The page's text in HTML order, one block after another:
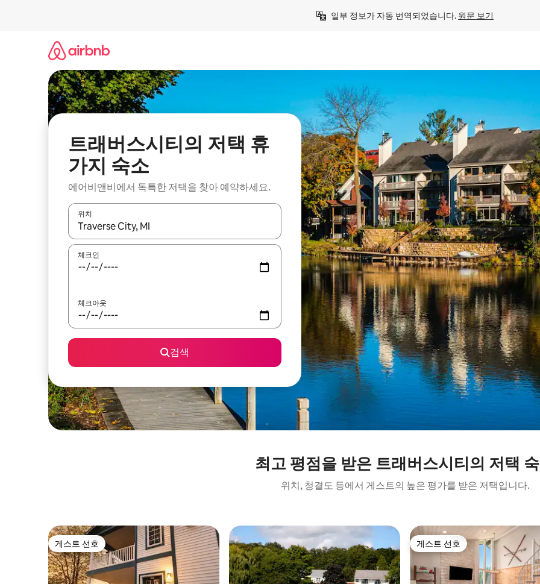
일부 정보가 자동 번역되었습니다. 원문 보기
트래버스시티의 저택 휴
가지 숙소
에어비앤비에서 독특한 저택을 찾아 예약하세요.
위치
결과가 나오면 위·아래 화살표 키를 사용하거나 터치 또는 스와이프 동작으로 탐색하세요.
체크인
체크아웃
검색
최고 평점을 받은 트래버스시티의 저택
위치, 청결도 등에서 게스트의 높은 평가를 받은 저택입니다.
게스트 선호
게스트 선호 게스트 선호
게스트 선호